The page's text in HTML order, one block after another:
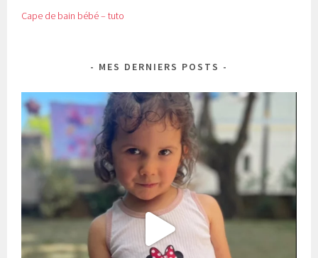
Cape de bain bébé – tuto
MES DERNIERS POSTS